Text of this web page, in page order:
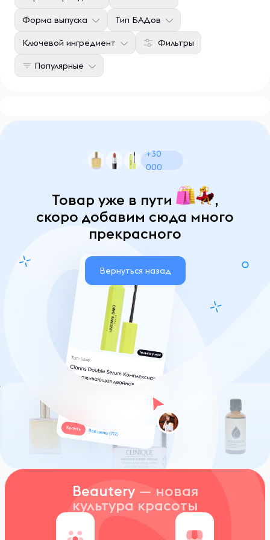
Фильтры
Форма выпуска Тип БАДов
Ключевой ингредиент
Популярные
+30
000
Товар уже в пути
,
скоро добавим сюда много
прекрасного
Вернуться назад
Beautery — новая
культура красоты